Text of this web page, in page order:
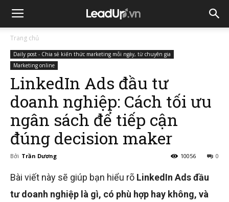
Trang chủ
Daily post - Chia sẻ kiến thức marketing mỗi ngày, từ chuyên gia
Marketing online
LinkedIn Ads đầu tư
doanh nghiệp: Cách tối ưu
ngân sách để tiếp cận
đúng decision maker
Bởi Trần Dương 0
10056
Bài viết này sẽ giúp bạn hiểu rõ LinkedIn Ads đầu
tư doanh nghiệp là gì, có phù hợp hay không, và